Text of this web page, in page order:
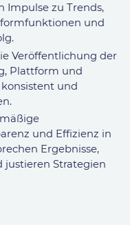
Impulse zu Trends,
und
Veröffentlichung der
Plattform und
und
und Effizienz in
Ergebnisse,
Strategien